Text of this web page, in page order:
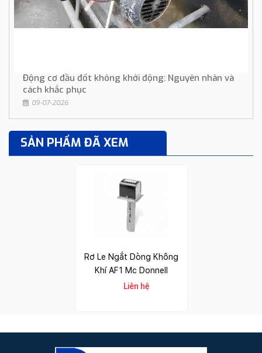
Động cơ đầu đốt không khởi động: Nguyên nhân và
cách khắc phục
09-07-2026
SẢN PHẨM ĐÃ XEM
Rơ Le Ngắt Dòng Không
Khí AF1 Mc Donnell
Liên hệ